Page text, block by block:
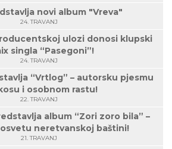
novi album "Vreva"
24. TRAVANJ
ulozi donosi klupski
singla “Pasegoni”!
24. TRAVANJ
“Vrtlog” – autorsku pjesmu
i osobnom rastu!
22. TRAVANJ
album “Zori zoro bila” –
neretvanskoj baštini!
21. TRAVANJ